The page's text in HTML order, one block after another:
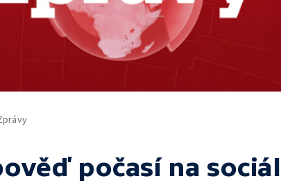
počasí na